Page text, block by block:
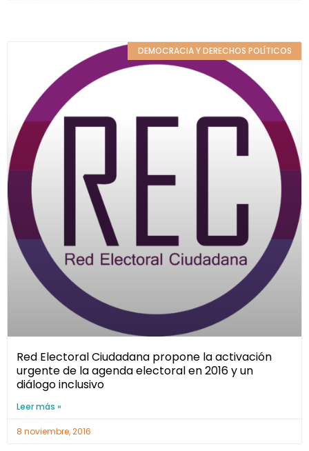
DEMOCRACIA Y DERECHOS POLÍTICOS
Red Electoral Ciudadana propone la activación
urgente de la agenda electoral en 2016 y un
diálogo inclusivo
Leer más »
8 noviembre, 2016